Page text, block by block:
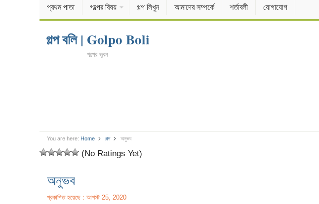
প্রথম পাতা গল্পের বিষয় গল্প লিখুন আমাদের সম্পর্কে শর্তাবলী যোগাযোগ
গল্প বলি | Golpo Boli
গল্পের ভুবন
You are here: Home গল্প অনুভব
(No Ratings Yet)
অনুভব
প্রকাশিত হয়েছে : আগস্ট 25, 2020